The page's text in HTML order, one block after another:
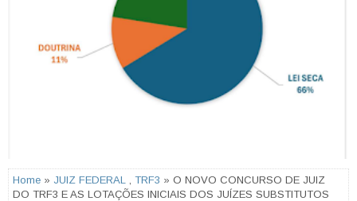
Home » JUIZ FEDERAL TRF3 » O NOVO CONCURSO DE JUIZ
DO TRF3 E AS LOTAÇÕES INICIAIS DOS JUÍZES SUBSTITUTOS